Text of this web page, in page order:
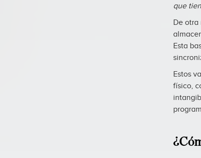
que
De otra
Esta
Estos
físico,